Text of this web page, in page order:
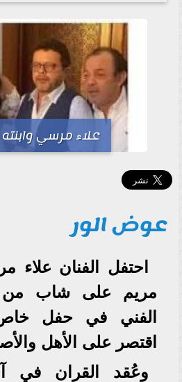
علاء مرسي
عوض الور
احتفل الفنان علاء
مريم على شاب من
الفني في حفل
اقتصر على الأهل
وعُقد القران في